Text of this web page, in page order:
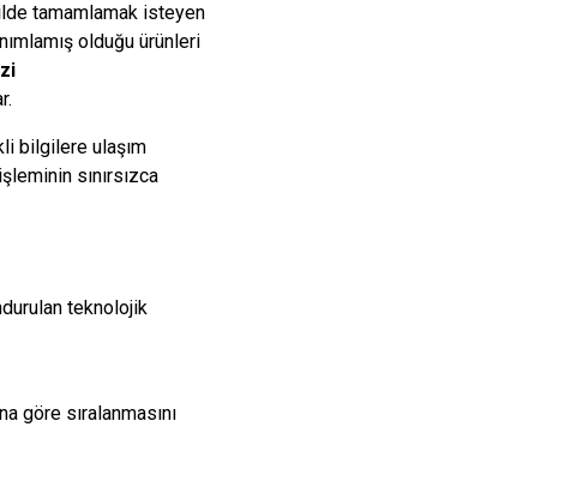
tamamlamak isteyen
olduğu ürünleri
bilgilere ulaşım
sınırsızca
teknolojik
göre sıralanmasını